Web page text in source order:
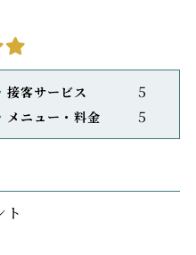
接客サービス 5
メニュー・料金 5
ト